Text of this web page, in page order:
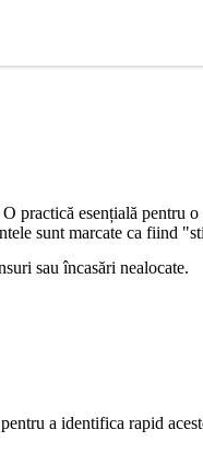
practică esențială pentru o
sunt marcate ca fiind
sau încasări nealocate.
a identifica rapid